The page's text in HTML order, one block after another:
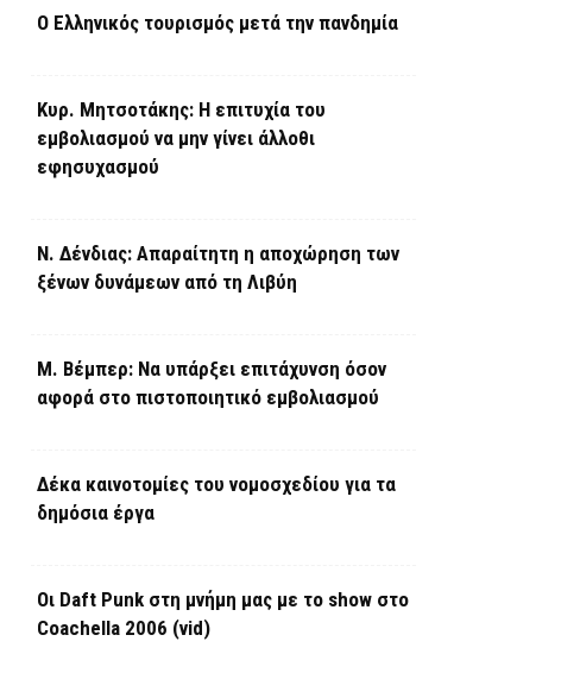
Ο Ελληνικός τουρισμός μετά την πανδημία
Κυρ. Μητσοτάκης: Η επιτυχία του
εμβολιασμού να μην γίνει άλλοθι
εφησυχασμού
Ν. Δένδιας: Απαραίτητη η αποχώρηση των
ξένων δυνάμεων από τη Λιβύη
Μ. Βέμπερ: Να υπάρξει επιτάχυνση όσον
αφορά στο πιστοποιητικό εμβολιασμού
Δέκα καινοτομίες του νομοσχεδίου για τα
δημόσια έργα
Οι Daft Punk στη μνήμη μας με το show στο
Coachella 2006 (vid)